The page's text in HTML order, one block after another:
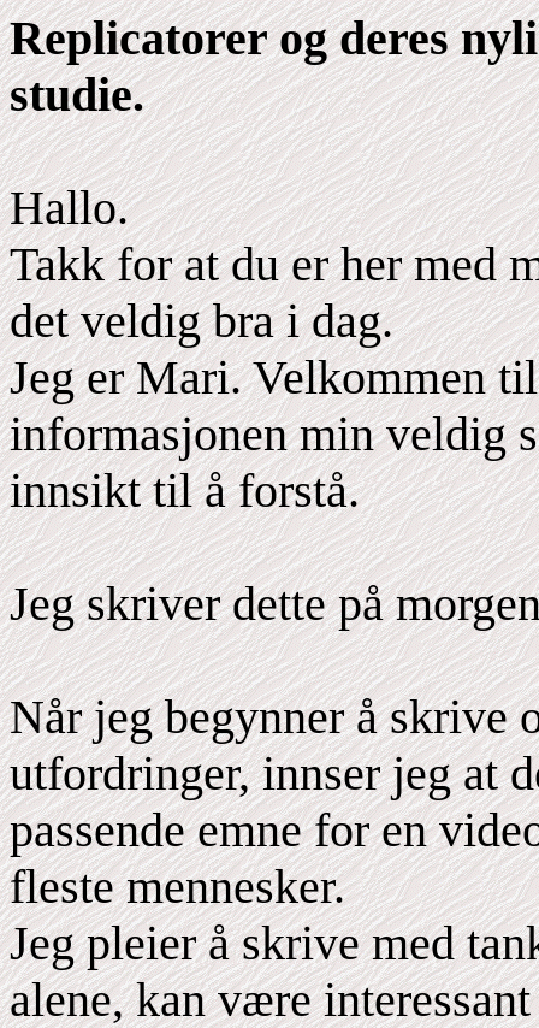
Replicatorer og deres
studie.
Hallo.
Takk for at du er her med
det veldig bra i dag.
Jeg er Mari. Velkommen
informasjonen min veldig
innsikt til å forstå.
Jeg skriver dette på
Når jeg begynner å skrive
utfordringer, innser jeg at
passende emne for en
fleste mennesker.
Jeg pleier å skrive med
alene, kan være